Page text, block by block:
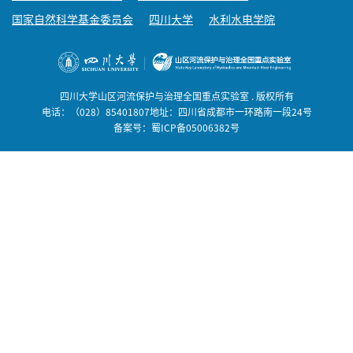
国家自然科学基金委员会 四川大学 水利水电学院
四川大学山区河流保护与治理全国重点实验室 . 版权所有
电话：（028）85401807地址：四川省成都市一环路南一段24号
备案号：蜀ICP备05006382号